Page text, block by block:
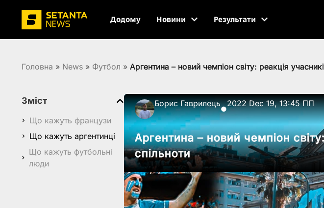
Додому Новини Результати
Головна » News » Футбол » Аргентина – новий чемпіон світу: реакція
Зміст
Що кажуть французи
Що кажуть аргентинці
Що кажуть футбольні
люди
Борис Гаврилець
●
2022 Dec 19, 13:45 ПП
Аргентина – новий чемпіон
спільноти